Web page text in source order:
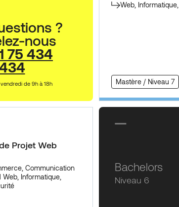
?
nous
75 434
de 9h à 18h
Web,
Mastère / Niveau 7
Projet Web
Communication
Web, Informatique,
Bachelors
Niveau 6